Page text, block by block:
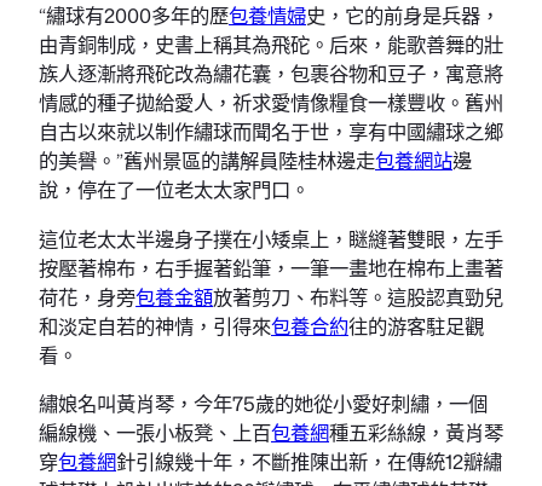
“繡球有2000多年的歷包養情婦史，它的前身是兵器，
由青銅制成，史書上稱其為飛砣。后來，能歌善舞的壯
族人逐漸將飛砣改為繡花囊，包裹谷物和豆子，寓意將
情感的種子拋給愛人，祈求愛情像糧食一樣豐收。舊州
自古以來就以制作繡球而聞名于世，享有中國繡球之鄉
的美譽。”舊州景區的講解員陸桂林邊走包養網站邊
說，停在了一位老太太家門口。
這位老太太半邊身子撲在小矮桌上，瞇縫著雙眼，左手
按壓著棉布，右手握著鉛筆，一筆一畫地在棉布上畫著
荷花，身旁包養金額放著剪刀、布料等。這股認真勁兒
和淡定自若的神情，引得來包養合約往的游客駐足觀
看。
繡娘名叫黃肖琴，今年75歲的她從小愛好刺繡，一個
編線機、一張小板凳、上百包養網種五彩絲線，黃肖琴
穿包養網針引線幾十年，不斷推陳出新，在傳統12瓣繡